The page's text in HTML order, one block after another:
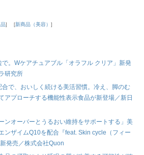
新商品（美容）
。Wケアチュアブル「オラフル クリア」新発
研究所
で、おいしく続ける美活習慣。冷え、脚のむ
アプローチする機能性表示食品が新登場／新日
ンオーバーとうるおい維持をサポートする」美
ンザイムQ10を配合『feat. Skin cycle（フィー
発売／株式会社Quon